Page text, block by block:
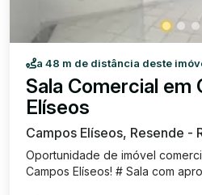
a 48 m de distância deste
Sala Comercial em
Elíseos
Campos Elíseos, Resende -
Oportunidade de imóvel
Campos Elíseos! # Sala com